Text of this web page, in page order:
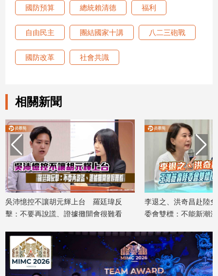
灣
觀
娛
樂
娛
樂
星
聞
流
行/
時
尚
星
生
國防預算 總統賴清德 福利
自由民主 團結國家十講 八二三砲戰
國防改革 社會共識
相關新聞
台 羅廷瑋反
攤開會很難看
李退之、洪奇昌赴陸免查？王鴻薇轟陸
委會雙標：不能新潮流說了算
林
料